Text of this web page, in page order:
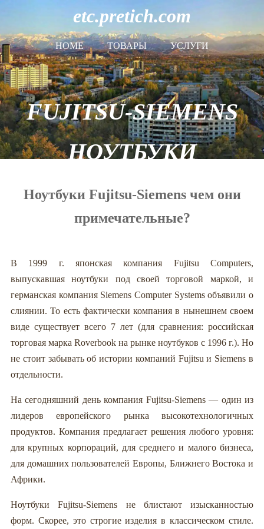
etc.pretich.com
HOME ТОВАРЫ УСЛУГИ
FUJITSU-SIEMENS
НОУТБУКИ
Ноутбуки Fujitsu-Siemens чем они
примечательные?
В 1999 г. японская компания Fujitsu Computers,
выпускавшая ноутбуки под своей торговой маркой, и
германская компания Siemens Computer Systems объявили о
слиянии. То есть фактически компания в нынешнем своем
виде существует всего 7 лет (для сравнения: российская
торговая марка Roverbook на рынке ноутбуков с 1996 г.). Но
не стоит забывать об истории компаний Fujitsu и Siemens в
отдельности.
На сегодняшний день компания Fujitsu-Siemens — один из
лидеров европейского рынка высокотехнологичных
продуктов. Компания предлагает решения любого уровня:
для крупных корпораций, для среднего и малого бизнеса,
для домашних пользователей Европы, Ближнего Востока и
Африки.
Ноутбуки Fujitsu-Siemens не блистают изысканностью
форм. Скорее, это строгие изделия в классическом стиле.